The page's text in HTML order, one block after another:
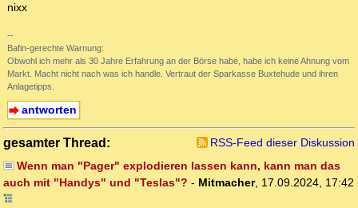
nixx
--
Bafin-gerechte Warnung:
Obwohl ich mehr als 30 Jahre Erfahrung an der Börse habe, habe ich keine Ahnung vom
Markt. Macht nicht nach was ich handle. Vertraut der Sparkasse Buxtehude und ihren
Anlagetipps.
antworten
gesamter Thread:
RSS-Feed dieser Diskussion
Wenn man "Pager" explodieren lassen kann, kann man das
auch mit "Handys" und "Teslas"? - Mitmacher, 17.09.2024, 17:42